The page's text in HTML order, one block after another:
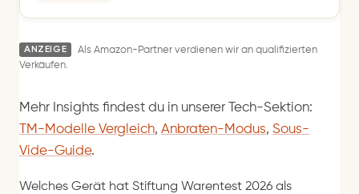
ANZEIGE
Als Amazon-Partner verdienen wir an qualifizierten
Verkäufen.
Mehr Insights findest du in unserer Tech-Sektion:
TM-Modelle Vergleich, Anbraten-Modus, Sous-
Vide-Guide.
Welches Gerät hat Stiftung Warentest 2026 als